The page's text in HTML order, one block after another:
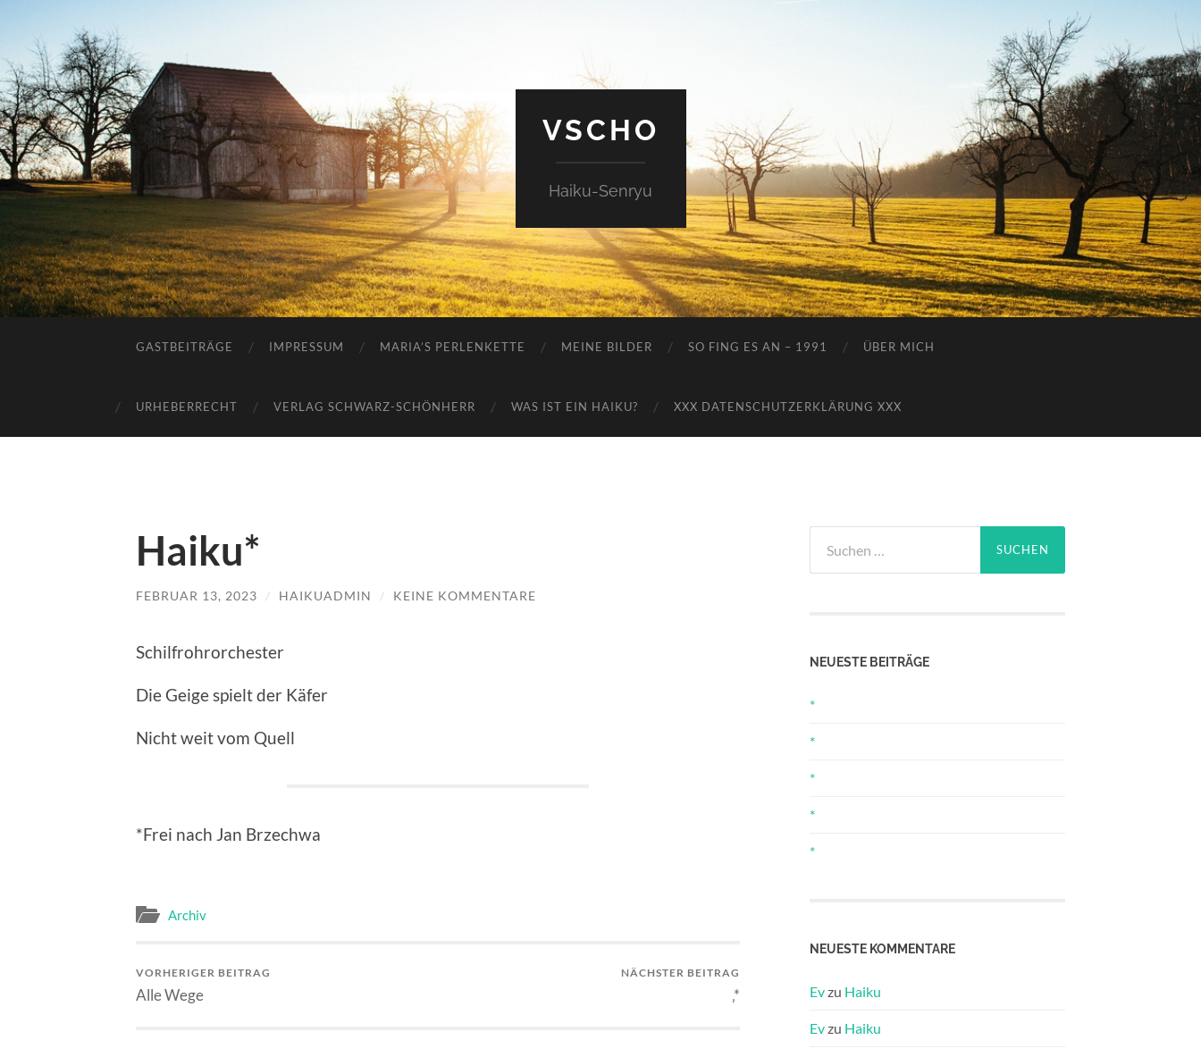
VSCHO
Haiku-Senryu
GASTBEITRÄGE IMPRESSUM MARIA’S PERLENKETTE MEINE BILDER SO FING ES AN – 1991 ÜBER MICH
URHEBERRECHT VERLAG SCHWARZ-SCHÖNHERR WAS IST EIN HAIKU? XXX DATENSCHUTZERKLÄRUNG XXX
Haiku*
FEBRUAR 13, 2023 / HAIKUADMIN / KEINE KOMMENTARE
Schilfrohrorchester
Die Geige spielt der Käfer
Nicht weit vom Quell
*Frei nach Jan Brzechwa
Archiv
VORHERIGER BEITRAG
Alle Wege
NÄCHSTER BEITRAG
‚*
nach:
NEUESTE BEITRÄGE
*
*
*
*
*
NEUESTE KOMMENTARE
Evzu Haiku
Evzu Haiku